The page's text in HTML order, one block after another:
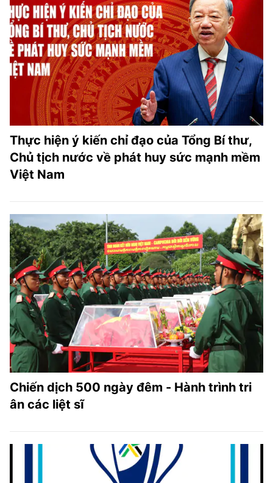
Thực hiện ý kiến chỉ đạo của Tổng Bí thư,
Chủ tịch nước về phát huy sức mạnh mềm
Việt Nam
Chiến dịch 500 ngày đêm - Hành trình tri
ân các liệt sĩ